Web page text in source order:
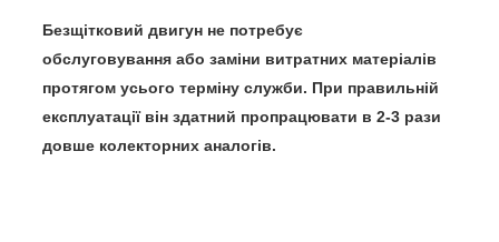
Безщітковий двигун не потребує
обслуговування або заміни витратних матеріалів
протягом усього терміну служби. При правильній
експлуатації він здатний пропрацювати в 2-3 рази
довше колекторних аналогів.